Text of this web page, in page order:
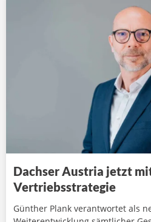
Dachser Austria jetzt
Vertriebsstrategie
Günther Plank verantwortet als